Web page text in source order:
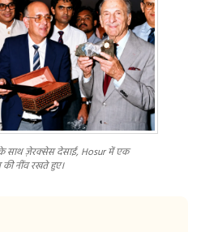
साथ ज़ेरक्सेस देसाई, Hosur में एक
की नींव रखते हुए।